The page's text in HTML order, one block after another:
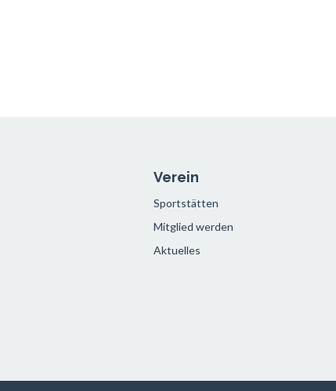
Verein
Sportstätten
Mitglied werden
Aktuelles